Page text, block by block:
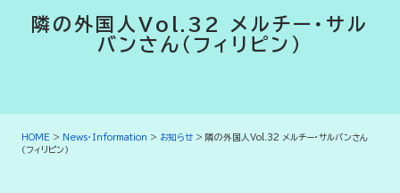
隣の外国人Vol.32 メルチー・サル
バンさん（フィリピン）
HOME > News・Information > お知らせ > 隣の外国人Vol.32 メルチー・サルバンさん
（フィリピン）